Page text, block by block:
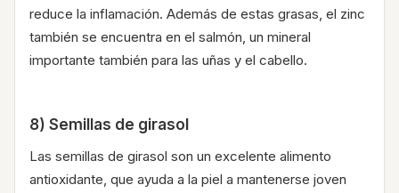
reduce la inflamación. Además de estas grasas, el zinc
también se encuentra en el salmón, un mineral
importante también para las uñas y el cabello.
8) Semillas de girasol
Las semillas de girasol son un excelente alimento
antioxidante, que ayuda a la piel a mantenerse joven